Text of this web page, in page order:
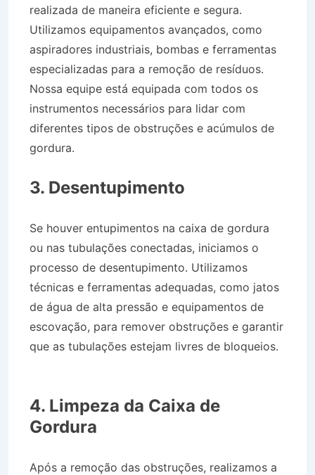
realizada de maneira eficiente e segura.
Utilizamos equipamentos avançados, como
aspiradores industriais, bombas e ferramentas
especializadas para a remoção de resíduos.
Nossa equipe está equipada com todos os
instrumentos necessários para lidar com
diferentes tipos de obstruções e acúmulos de
gordura.
3. Desentupimento
Se houver entupimentos na caixa de gordura
ou nas tubulações conectadas, iniciamos o
processo de desentupimento. Utilizamos
técnicas e ferramentas adequadas, como jatos
de água de alta pressão e equipamentos de
escovação, para remover obstruções e garantir
que as tubulações estejam livres de bloqueios.
4. Limpeza da Caixa de
Gordura
Após a remoção das obstruções, realizamos a